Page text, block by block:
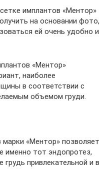
имплантов «Ментор»
на основании фото,
ей очень удобно и
«Ментор»
наиболее
в соответствии с
объемом груди.
«Ментор» позволяет
именно тот эндопротез,
привлекательной и в